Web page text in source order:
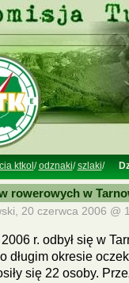
ktkol /odznaki/szlaki/
rowerowych w
20 czerwca 2006 @
r. odbył się w
długim okresie
się 22 osoby.